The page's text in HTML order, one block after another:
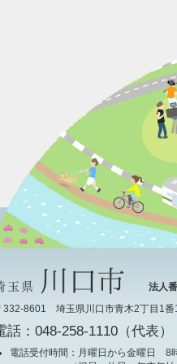
法人
332-8601 埼玉県川口市青木2丁目1番
話：048-258-1110（代表）
電話受付時間 ：月曜日から金曜日 8